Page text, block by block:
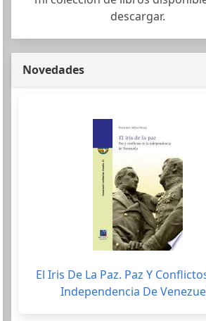
descargar.
Novedades
El Iris De La Paz. Paz Y
Independencia De